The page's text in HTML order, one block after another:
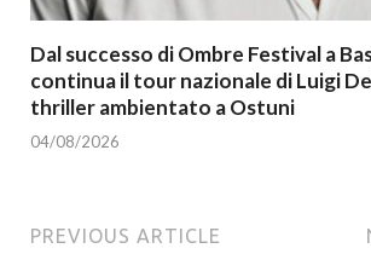
Dal successo di Ombre Festival a
continua il tour nazionale di Luigi
thriller ambientato a Ostuni
04/08/2026
PREVIOUS ARTICLE